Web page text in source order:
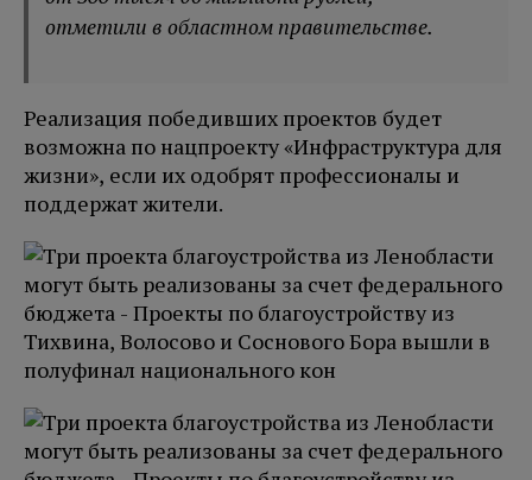
отметили в областном правительстве.
Реализация победивших проектов будет
возможна по нацпроекту «Инфраструктура для
жизни», если их одобрят профессионалы и
поддержат жители.